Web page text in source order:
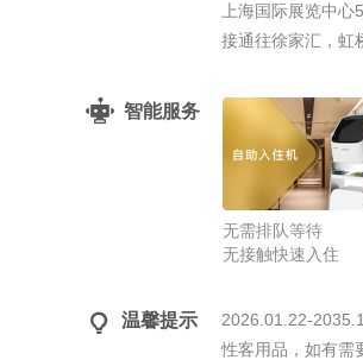
上海国际展览中
接通往徐家汇，虹
智能服务
无需排队等待
无接触快速入住
 温馨提示
2026.01.22-
性客用品，如有需